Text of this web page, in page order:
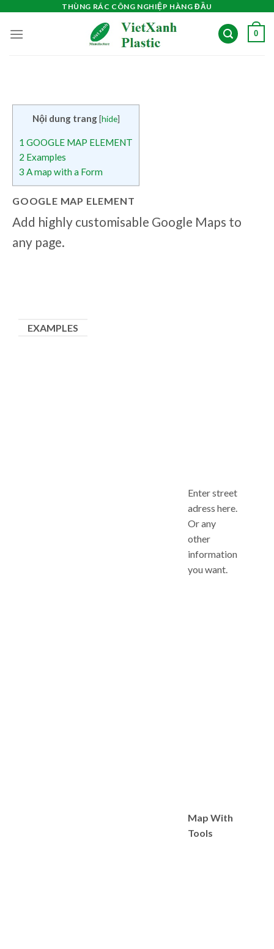
content
THÙNG RÁC CÔNG NGHIỆP HÀNG ĐẦU
0
Nội dung trang [hide]
1 GOOGLE MAP ELEMENT
2 Examples
3 A map with a Form
GOOGLE MAP ELEMENT
Add highly customisable Google Maps to
any page.
EXAMPLES
Enter street
adress here.
Or any
other
information
you want.
Map With
Tools